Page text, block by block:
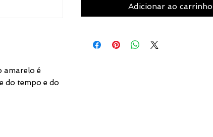
amarelo é
do tempo e do
Adicionar ao carrinho